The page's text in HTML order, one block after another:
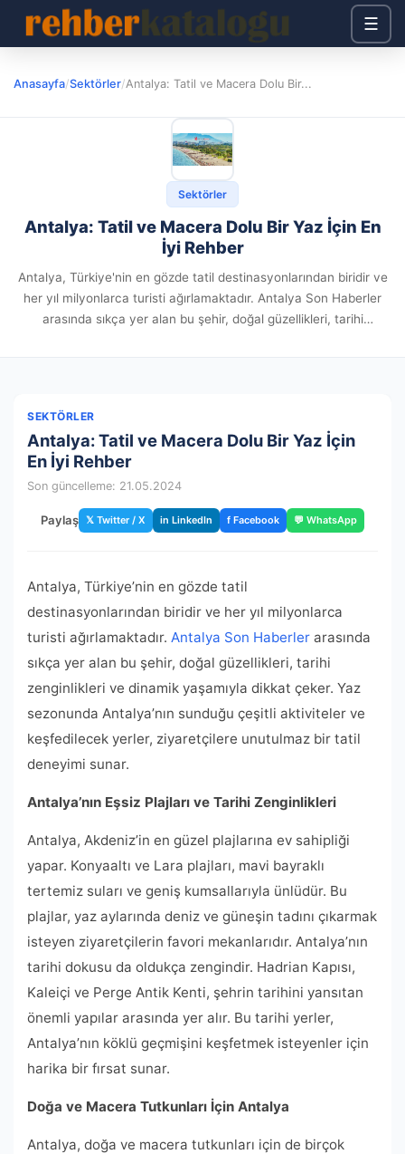
☰
Anasayfa/Sektörler/Antalya: Tatil ve Macera Dolu Bir...
Sektörler
Antalya: Tatil ve Macera Dolu Bir Yaz İçin En
İyi Rehber
Antalya, Türkiye'nin en gözde tatil destinasyonlarından biridir ve
her yıl milyonlarca turisti ağırlamaktadır. Antalya Son Haberler
arasında sıkça yer alan bu şehir, doğal güzellikleri, tarihi
SEKTÖRLER
Antalya: Tatil ve Macera Dolu Bir Yaz İçin
En İyi Rehber
Son güncelleme: 21.05.2024
Paylaş 𝕏 Twitter / X in LinkedIn f Facebook 💬 WhatsApp
Antalya, Türkiye’nin en gözde tatil
destinasyonlarından biridir ve her yıl milyonlarca
turisti ağırlamaktadır. Antalya Son Haberler arasında
sıkça yer alan bu şehir, doğal güzellikleri, tarihi
zenginlikleri ve dinamik yaşamıyla dikkat çeker. Yaz
sezonunda Antalya’nın sunduğu çeşitli aktiviteler ve
keşfedilecek yerler, ziyaretçilere unutulmaz bir tatil
deneyimi sunar.
Antalya’nın Eşsiz Plajları ve Tarihi Zenginlikleri
Antalya, Akdeniz’in en güzel plajlarına ev sahipliği
yapar. Konyaaltı ve Lara plajları, mavi bayraklı
tertemiz suları ve geniş kumsallarıyla ünlüdür. Bu
plajlar, yaz aylarında deniz ve güneşin tadını çıkarmak
isteyen ziyaretçilerin favori mekanlarıdır. Antalya’nın
tarihi dokusu da oldukça zengindir. Hadrian Kapısı,
Kaleiçi ve Perge Antik Kenti, şehrin tarihini yansıtan
önemli yapılar arasında yer alır. Bu tarihi yerler,
Antalya’nın köklü geçmişini keşfetmek isteyenler için
harika bir fırsat sunar.
Doğa ve Macera Tutkunları İçin Antalya
Antalya, doğa ve macera tutkunları için de birçok